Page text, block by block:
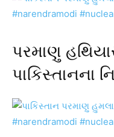
પરમાણુ
પાકિસ્તાનના